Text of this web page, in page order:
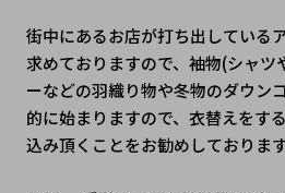
街中にあるお店が打ち出している
求めておりますので、袖物(シャツ
ーなどの羽織り物や冬物のダウン
的に始まりますので、衣替えをす
込み頂くことをお勧めしております